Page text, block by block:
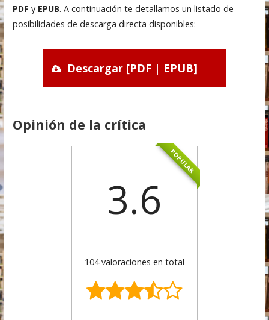
PDF y EPUB. A continuación te detallamos un listado de
posibilidades de descarga directa disponibles:
Descargar [PDF | EPUB]
Opinión de la crítica
POPULAR
3.6
104 valoraciones en total